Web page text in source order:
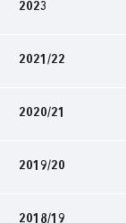
2023
2021/22
2020/21
2019/20
2018/19